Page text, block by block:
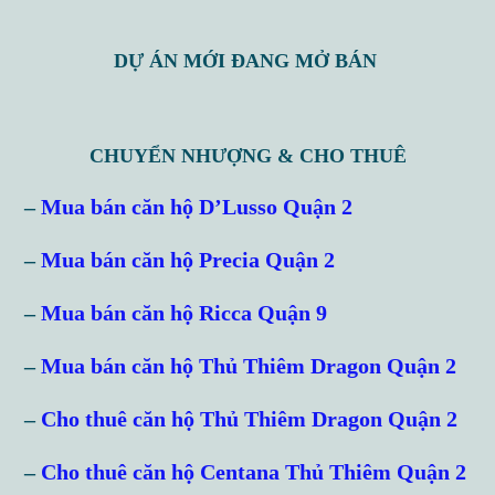
DỰ ÁN MỚI ĐANG MỞ BÁN
CHUYỂN NHƯỢNG & CHO THUÊ
–Mua bán căn hộ D’Lusso Quận 2
–Mua bán căn hộ Precia Quận 2
–Mua bán căn hộ Ricca Quận 9
–Mua bán căn hộ Thủ Thiêm Dragon Quận 2
– Cho thuê căn hộ Thủ Thiêm Dragon Quận 2
– Cho thuê căn hộ Centana Thủ Thiêm Quận 2